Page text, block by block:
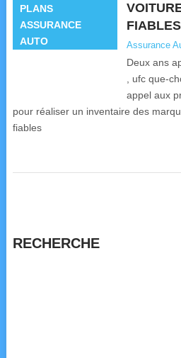
PLANS
ASSURANCE
AUTO
Assurance
Deux ans
, ufc que-
appel aux
pour réaliser un inventaire des
fiables
RECHERCHE